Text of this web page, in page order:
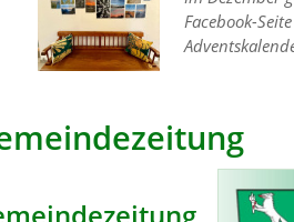
Facebook-
Bü…